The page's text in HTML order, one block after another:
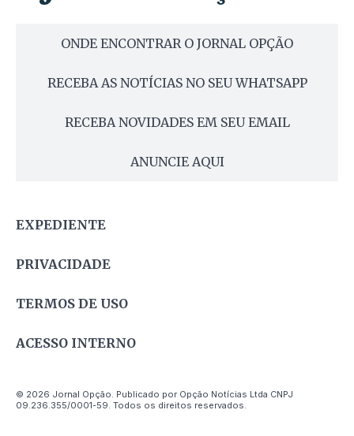
ONDE ENCONTRAR O JORNAL OPÇÃO
RECEBA AS NOTÍCIAS NO SEU WHATSAPP
RECEBA NOVIDADES EM SEU EMAIL
ANUNCIE AQUI
EXPEDIENTE
PRIVACIDADE
TERMOS DE USO
ACESSO INTERNO
© 2026 Jornal Opção. Publicado por Opção Notícias Ltda CNPJ
09.236.355/0001-59. Todos os direitos reservados.